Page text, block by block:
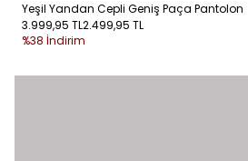
Yeşil Yandan Cepli Geniş Paça Pantolon
3.999,95 TL2.499,95 TL
%38 İndirim